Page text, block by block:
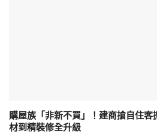
購屋族「非新不買」！建商搶自住
材到精裝修全升級